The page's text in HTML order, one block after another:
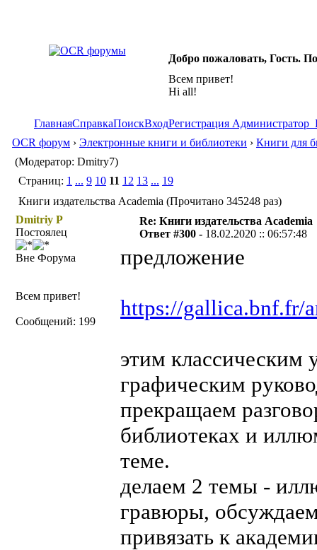
Добро пожаловать, Гость.
Всем привет!
Hi all!
ГлавнаяСправкаПоискВходРегистрация Администратор
OCR форум › Электронные книги и библиотеки › Книги для
(Модератор: Dmitry7)
Страниц: 1 ... 9 10 11 12 13 ... 19
Книги издательства Academia (Прочитано 345248 раз)
Dmitriy P
Постоялец
Вне Форума
Всем привет!
Сообщений: 199
Re: Книги издательства Academia
Ответ #300 - 18.02.2020 :: 06:57:48
предложение
https://gallica.bnf.fr/
этим классическим
графическим
прекращаем
библиотеках и
теме.
делаем 2 темы -
гравюры,
привязать к